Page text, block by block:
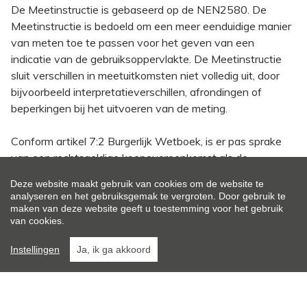
De Meetinstructie is gebaseerd op de NEN2580. De
Meetinstructie is bedoeld om een meer eenduidige manier
van meten toe te passen voor het geven van een
indicatie van de gebruiksoppervlakte. De Meetinstructie
sluit verschillen in meetuitkomsten niet volledig uit, door
bijvoorbeeld interpretatieverschillen, afrondingen of
beperkingen bij het uitvoeren van de meting.
Conform artikel 7:2 Burgerlijk Wetboek, is er pas sprake
van een rechtsgeldige koopovereenkomst als de
koopovereenkomst hebben ondertekend. Een mondelinge
overeenstemming tussen de particuliere verkoper en de
particuliere koper is niet rechtsgeldig. Voor meer informatie
en/of bezichtiging kunt u een vrijblijvende afspraak met
ons maken.
Deze website maakt gebruik van cookies om de website te
analyseren en het gebruiksgemak te vergroten. Door gebruik te
maken van deze website geeft u toestemming voor het gebruik
van cookies.
Instellingen Ja, ik ga akkoord